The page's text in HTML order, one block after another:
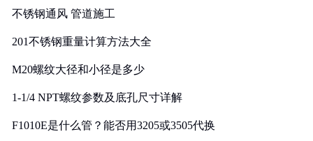
不锈钢通风 管道施工
201不锈钢重量计算方法大全
M20螺纹大径和小径是多少
1-1/4 NPT螺纹参数及底孔尺寸详解
F1010E是什么管？能否用3205或3505代换